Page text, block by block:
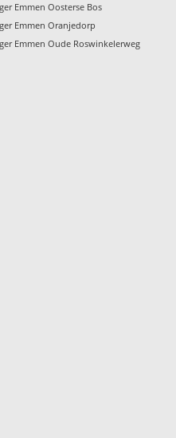
Emmen Oosterse Bos
Emmen Oranjedorp
Emmen Oude Roswinkelerweg